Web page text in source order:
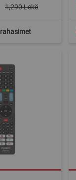
1,290 Lekë